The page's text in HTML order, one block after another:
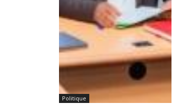
Politique